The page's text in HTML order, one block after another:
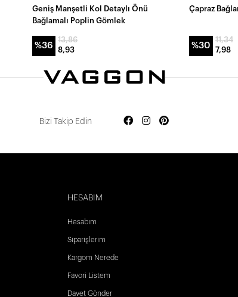
Geniş Manşetli Kol Detaylı Önü
Bağlamalı Poplin Gömlek
%36
13,86
8,93
Çapraz
%30
11,34
7,98
Bizi Takip Edin
HESABIM
Hesabım
Siparişlerim
Kargom Nerede
Favori Listem
Davet Gönder